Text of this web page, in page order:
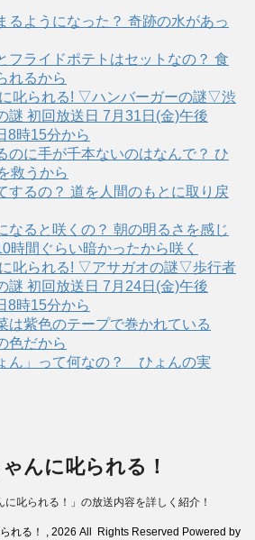
るようになった？ 奇跡の水があっ
フライドポテトはセットなの？ 食
れるから
叱られる! ▽ハンバーガーの謎▽渋
初回放送日 7月31日(金)午後
8時15分から
のに手が千本ないのはなんで？ ひ
救うから
するの？ 道を人間のもとに取り戻
なると咲くの？ 朝の明るさを感じ
時間ぐらい暗かったから咲く
叱られる! ▽アサガオの謎▽歩行者
初回放送日 7月24日(金)午後
8時15分から
は紫色のテープで巻かれている
色だから
ん」って何なの？ ひょんの実
んに叱られる！
に叱られる！」の放送内容を詳しく紹介！
れる！ , 2026 All Rights Reserved Powered by